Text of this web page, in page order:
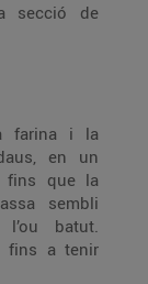
secció de
farina i la
en un
fins que la
sembli
batut.
fins a tenir